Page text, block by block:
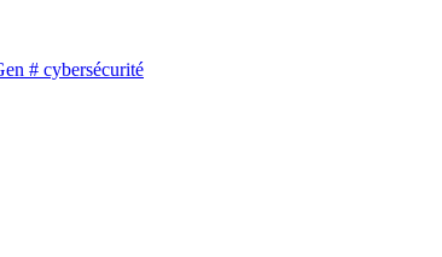
# cybersécurité